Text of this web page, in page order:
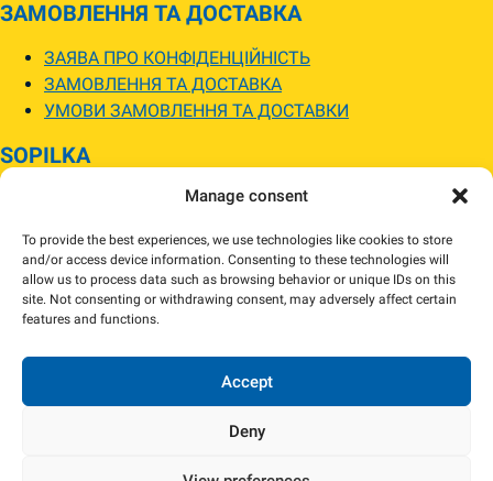
Manage consent
To provide the best experiences, we use technologies like cookies to store
and/or access device information. Consenting to these technologies will
allow us to process data such as browsing behavior or unique IDs on this
site. Not consenting or withdrawing consent, may adversely affect certain
features and functions.
Accept
Deny
ЗАМОВЛЕННЯ ТА ДОСТАВКА
ЗАЯВА ПРО КОНФІДЕНЦІЙНІСТЬ
ЗАМОВЛЕННЯ ТА ДОСТАВКА
УМОВИ ЗАМОВЛЕННЯ ТА ДОСТАВКИ
SOPILKA
МАГАЗИНИ SOPILKA
НОВИНИ
Зображення товарів на вебсайті можуть відрізнятися від їхнього
За потреби ми зв’яжемося та погодимо заміну.